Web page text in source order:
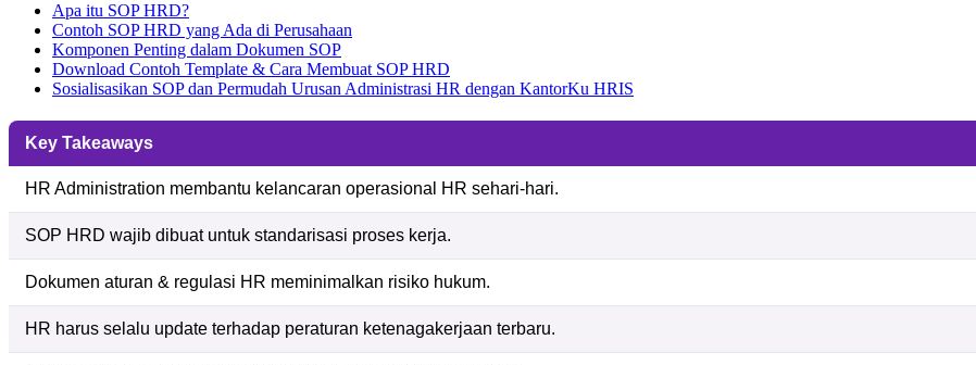
Apa itu SOP HRD?
Contoh SOP HRD yang Ada di Perusahaan
Komponen Penting dalam Dokumen SOP
Download Contoh Template & Cara Membuat SOP HRD
Sosialisasikan SOP dan Permudah Urusan Administrasi HR dengan KantorKu HRIS
Key Takeaways
HR Administration membantu kelancaran operasional HR sehari-hari.
SOP HRD wajib dibuat untuk standarisasi proses kerja.
Dokumen aturan & regulasi HR meminimalkan risiko hukum.
HR harus selalu update terhadap peraturan ketenagakerjaan terbaru.